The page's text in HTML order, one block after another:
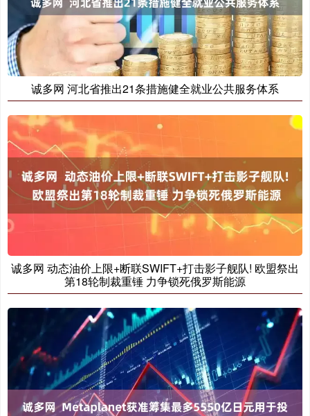
诚多网 河北省推出21条措施健全就业公共服务体系
诚多网 动态油价上限+断联SWIFT+打击影子舰队! 欧盟祭出
第18轮制裁重锤 力争锁死俄罗斯能源